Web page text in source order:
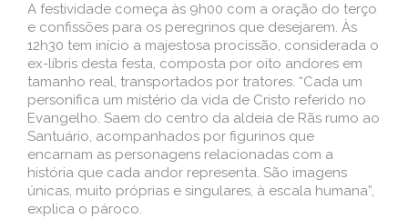
A festividade começa às 9h00 com a oração do terço
e confissões para os peregrinos que desejarem. Às
12h30 tem início a majestosa procissão, considerada o
ex-líbris desta festa, composta por oito andores em
tamanho real, transportados por tratores. “Cada um
personifica um mistério da vida de Cristo referido no
Evangelho. Saem do centro da aldeia de Rãs rumo ao
Santuário, acompanhados por figurinos que
encarnam as personagens relacionadas com a
história que cada andor representa. São imagens
únicas, muito próprias e singulares, à escala humana”,
explica o pároco.